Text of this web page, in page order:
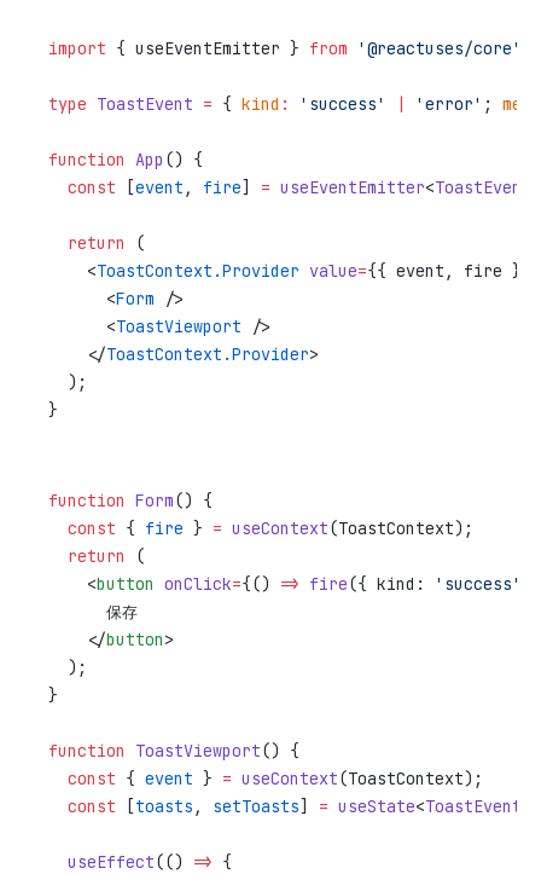
import { useEventEmitter } from '@reactuses/core'
type ToastEvent = { kind : 'success' | 'error' ;
function App () {
  const
[event , fire] = useEventEmitter<ToastEvent
  return
(
    <
ToastContext.Provider value={{ event, fire }}>
      <
Form />
      <
ToastViewport />
    </
ToastContext.Provider>
  );
}
function Form() {
  const
{ fire } = useContext(ToastContext);
  return
(
    <
button onClick={() => fire({ kind: 'success'
      保存
    </
button>
  );
}
function ToastViewport() {
  const
{ event } = useContext(ToastContext);
  const
[toasts , setToasts] = useState<ToastEvent
  useEffect
(() => {